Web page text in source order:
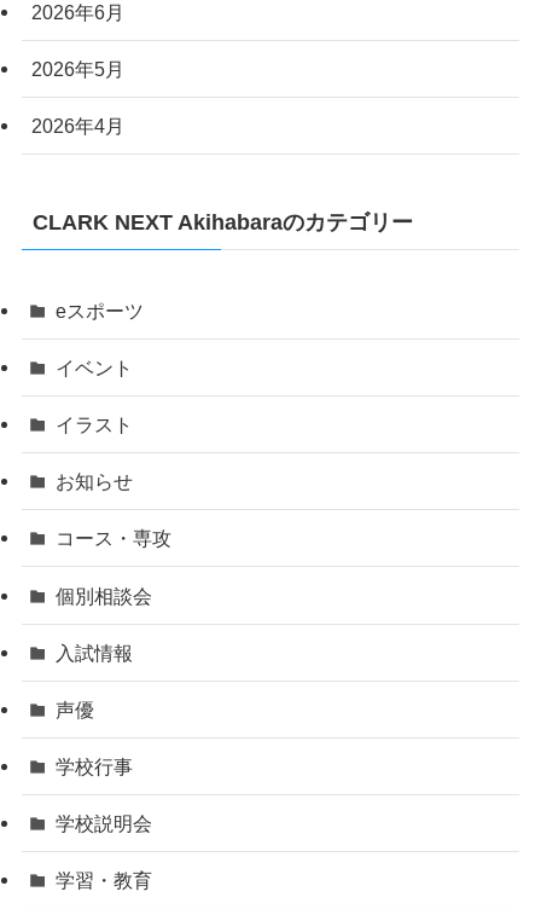
2026年6月
2026年5月
2026年4月
CLARK NEXT Akihabaraのカテゴリー
eスポーツ
イベント
イラスト
お知らせ
コース・専攻
個別相談会
入試情報
声優
学校行事
学校説明会
学習・教育